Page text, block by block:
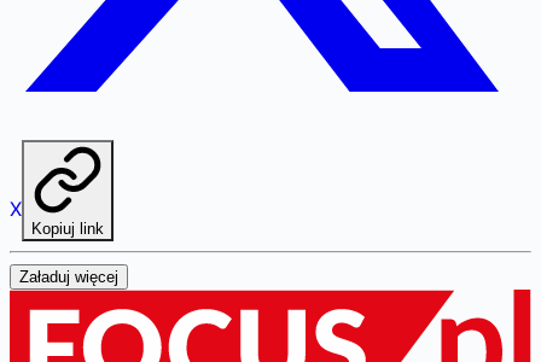
X
Kopiuj link
Załaduj więcej